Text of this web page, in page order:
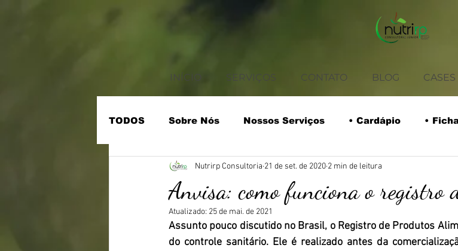
INÍCIO SERVIÇOS CONTATO BLOG
TODOS Sobre Nós Nossos Serviços • Cardápio •
• Treinamento de Funcionários • Coffee Break
• Rotulagem Nutricional
Anvisa: como funciona o registro
Nutrirp Consultoria 21 de set. de 2020 2 min de leitura
Atualizado: 25 de mai. de 2021
Assunto pouco discutido no Brasil, o Registro de Produtos
do controle sanitário. Ele é realizado antes da